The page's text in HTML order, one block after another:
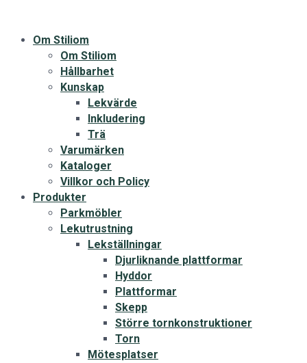
Om Stiliom
Om Stiliom
Hållbarhet
Kunskap
Lekvärde
Inkludering
Trä
Varumärken
Kataloger
Villkor och Policy
Produkter
Parkmöbler
Lekutrustning
Lekställningar
Djurliknande plattformar
Hyddor
Plattformar
Skepp
Större tornkonstruktioner
Torn
Mötesplatser